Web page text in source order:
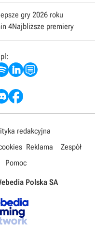
gry 2026 roku
4Najbliższe premiery
redakcyjna
Reklama
Zespół
Pomoc
Polska SA